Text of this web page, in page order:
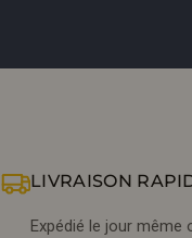
LIVRAISON
Expédié le jour même